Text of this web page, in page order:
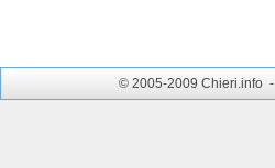
© 2005-2009 Chieri.info -